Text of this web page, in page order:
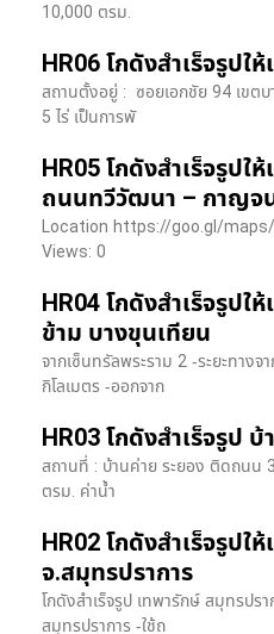
10,000 ตรม.
HR06 โกดังสำเร็จรูปใ
สถานตั้งอยู่ : ซอยเอกชัย 94 เขต
5 ไร่ เป็นการพั
HR05 โกดังสำเร็จรูป
ถนนทวีวัฒนา – กาญจ
Location https://goo.gl/
Views: 0
HR04 โกดังสำเร็จรูปใ
ข้าม บางขุนเทียน
จากเซ็นทรัลพระราม 2 -ระยะทางจ
กิโลเมตร -ออกจาก
HR03 โกดังสำเร็จรูป
สถานที่ : บ้านค่าย ระยอง ติดถนน
ตรม. ค่าน้ำ
HR02 โกดังสำเร็จรูปใ
จ.สมุทรปราการ
โกดังสำเร็จรูป เทพารักษ์ สมุทรป
สมุทรปราการ -ใช้ถ